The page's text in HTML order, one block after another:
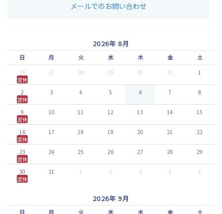
メールでのお問い合わせ
2026年 8月
日 月 火 水 木 金 土
26 27 28 29 30 31
1
定休
2
3 4 5 6 7
8
定休
9
10 11 12 13 14
15
定休
16
17 18 19 20 21
22
定休
23
24 25 26 27 28
29
定休
30
31 1 2 3 4
5
定休
2026年 9月
日 月 火 水 木 金 土